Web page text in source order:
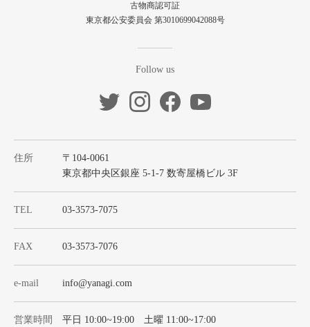
古物商認可証
東京都公安委員会 第3010699042088号
Follow us
住所
〒104-0061
東京都中央区銀座 5-1-7 数寄屋橋ビル 3F
TEL 03-3573-7075
FAX 03-3573-7076
e-mail info@yanagi.com
営業時間 平日 10:00~19:00 土曜 11:00~17:00